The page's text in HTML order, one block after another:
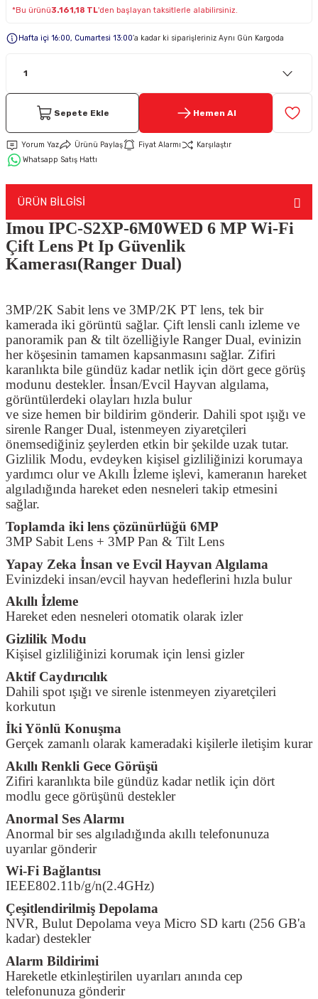
Keypad-Tuş Takımı Ürünler
*Bu ürünü3.161,18 TL'den başlayan taksitlerle alabilirsiniz.
Hafta içi 16:00, Cumartesi 13:00’a kadar ki siparişleriniz Aynı Gün Kargoda
Sepete Ekle Hemen Al
Yorum Yaz Ürünü Paylaş Fiyat Alarmı
Karşılaştır
Whatsapp Satış Hattı
ÜRÜN BİLGİSİ
Imou IPC-S2XP-6M0WED 6 MP Wi-Fi
Çift Lens Pt Ip Güvenlik
Kamerası(Ranger Dual)
3MP/2K Sabit lens ve 3MP/2K PT lens, tek bir
kamerada iki görüntü sağlar. Çift lensli canlı izleme ve
panoramik pan & tilt özelliğiyle Ranger Dual, evinizin
her köşesinin tamamen kapsanmasını sağlar. Zifiri
karanlıkta bile gündüz kadar netlik için dört gece görüş
modunu destekler. İnsan/Evcil Hayvan algılama,
görüntülerdeki olayları hızla bulur
ve size hemen bir bildirim gönderir. Dahili spot ışığı ve
sirenle Ranger Dual, istenmeyen ziyaretçileri
önemsediğiniz şeylerden etkin bir şekilde uzak tutar.
Gizlilik Modu, evdeyken kişisel gizliliğinizi korumaya
yardımcı olur ve Akıllı İzleme işlevi, kameranın hareket
algıladığında hareket eden nesneleri takip etmesini
sağlar.
Toplamda iki lens çözünürlüğü 6MP
3MP Sabit Lens + 3MP Pan & Tilt Lens
Yapay Zeka İnsan ve Evcil Hayvan Algılama
Evinizdeki insan/evcil hayvan hedeflerini hızla bulur
Akıllı İzleme
Hareket eden nesneleri otomatik olarak izler
Gizlilik Modu
Kişisel gizliliğinizi korumak için lensi gizler
Aktif Caydırıcılık
Dahili spot ışığı ve sirenle istenmeyen ziyaretçileri
korkutun
İki Yönlü Konuşma
Gerçek zamanlı olarak kameradaki kişilerle iletişim kurar
Akıllı Renkli Gece Görüşü
Zifiri karanlıkta bile gündüz kadar netlik için dört
modlu gece görüşünü destekler
Anormal Ses Alarmı
Anormal bir ses algıladığında akıllı telefonunuza
uyarılar gönderir
Wi-Fi Bağlantısı
IEEE802.11b/g/n(2.4GHz)
Çeşitlendirilmiş Depolama
NVR, Bulut Depolama veya Micro SD kartı (256 GB'a
kadar) destekler
Alarm Bildirimi
Hareketle etkinleştirilen uyarıları anında cep
telefonunuza gönderir